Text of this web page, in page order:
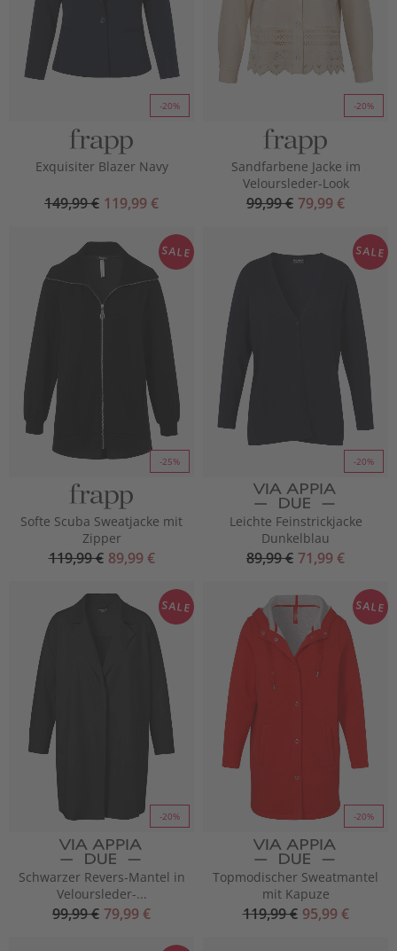
-20%
Exquisiter Blazer Navy
149,99 € 119,99 €
-20%
Sandfarbene Jacke im
Veloursleder-Look
99,99 € 79,99 €
-25%
SALE
Softe Scuba Sweatjacke mit
Zipper
119,99 € 89,99 €
-20%
SALE
Leichte Feinstrickjacke
Dunkelblau
89,99 € 71,99 €
-20%
SALE
Schwarzer Revers-Mantel in
Veloursleder-...
99,99 € 79,99 €
-20%
SALE
Topmodischer Sweatmantel
mit Kapuze
119,99 € 95,99 €